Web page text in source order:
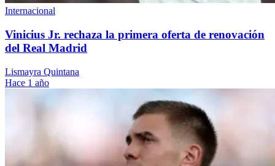
Internacional
Vinicius Jr. rechaza la primera oferta de renovación
del Real Madrid
Lismayra Quintana
Hace 1 año